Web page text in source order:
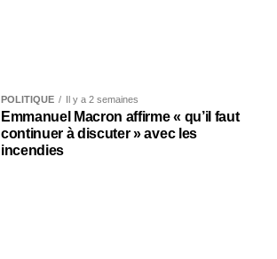
POLITIQUE Il y a 2 semaines
Emmanuel Macron affirme « qu’il faut
continuer à discuter » avec les
incendies